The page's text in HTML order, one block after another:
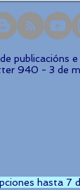
publicacións
940 - 3 de
hasta 7